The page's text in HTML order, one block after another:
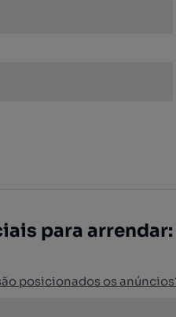
para arrendar:
posicionados os